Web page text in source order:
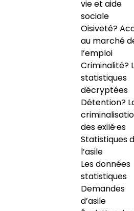
vie et aide
sociale
Oisiveté?
au marché
l’emploi
Criminalité?
statistiques
décryptées
Détention?
des exilé·es
Statistiques
l’asile
Les données
statistiques
Demandes
d’asile